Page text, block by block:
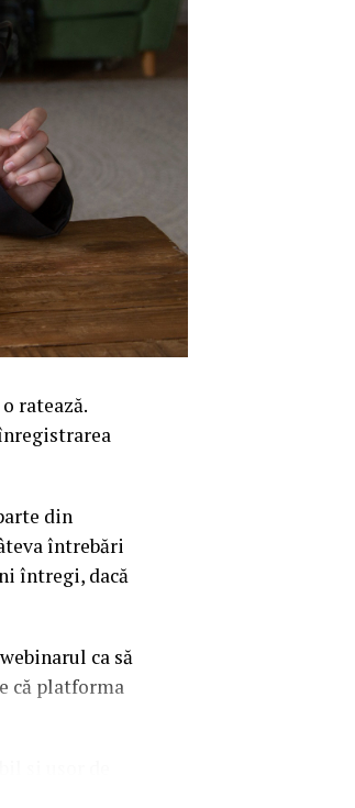
ratează.
din
întrebări
întregi, dacă
ca să
că platforma
subtile decât